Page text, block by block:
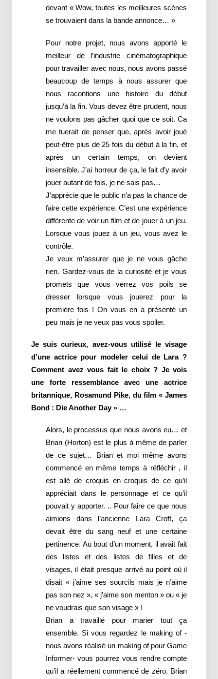
devant « Wow, toutes les meilleures scènes
se trouvaient dans la bande annonce… »
Pour notre projet, nous avons apporté le
meilleur de l’industrie cinématographique
pour travailler avec nous, nous avons passé
beaucoup de temps à nous assurer que
nous racontions une histoire du début
jusqu’à la fin. Vous devez être prudent, nous
ne voulons pas gâcher quoi que ce soit. Ca
me tuerait de penser que, après avoir joué
peut-être plus de 25 fois du début à la fin, et
après un certain temps, on devient
insensible. J’ai horreur de ça, le fait d’y avoir
jouer autant de fois, je ne sais pas…
J’apprécie que le public n’a pas la chance de
faire cette expérience. C’est une expérience
différente de voir un film et de jouer à un jeu.
Lorsque vous jouez à un jeu, vous avez le
contrôle.
Je veux m’assurer que je ne vous gâche
rien. Gardez-vous de la curiosité et je vous
promets que vous verrez vos poils se
dresser lorsque vous jouerez pour la
première fois ! On vous en a présenté un
peu mais je ne veux pas vous spoiler.
Je suis curieux, avez-vous utilisé le visage
d’une actrice pour modeler celui de Lara ?
Comment avez vous fait le choix ? Je vois
une forte ressemblance avec une actrice
britannique, Rosamund Pike, du film « James
Bond : Die Another Day » …
Alors, le processus que nous avons eu… et
Brian (Horton) est le plus à même de parler
de ce sujet… Brian et moi même avons
commencé en même temps à réfléchir , il
est allé de croquis en croquis de ce qu’il
appréciait dans le personnage et ce qu’il
pouvait y apporter. .. Pour faire ce que nous
aimions dans l’ancienne Lara Croft, ça
devait être du sang neuf et une certaine
pertinence. Au bout d’un moment, il avait fait
des listes et des listes de filles et de
visages, il était presque arrivé au point où il
disait « j’aime ses sourcils mais je n’aime
pas son nez », « j’aime son menton » ou « je
ne voudrais que son visage » !
Brian a travaillé pour marier tout ça
ensemble. Si vous regardez le making of -
nous avons réalisé un making of pour Game
Informer- vous pourrez vous rendre compte
qu’il a réellement commencé de zéro. Brian